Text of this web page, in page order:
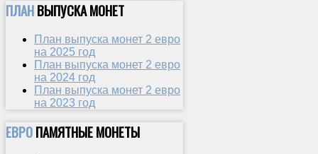
ПЛАНВЫПУСКА МОНЕТ
План выпуска монет 2 евро
на 2025 год
План выпуска монет 2 евро
на 2024 год
План выпуска монет 2 евро
на 2023 год
ЕВРОПАМЯТНЫЕ МОНЕТЫ